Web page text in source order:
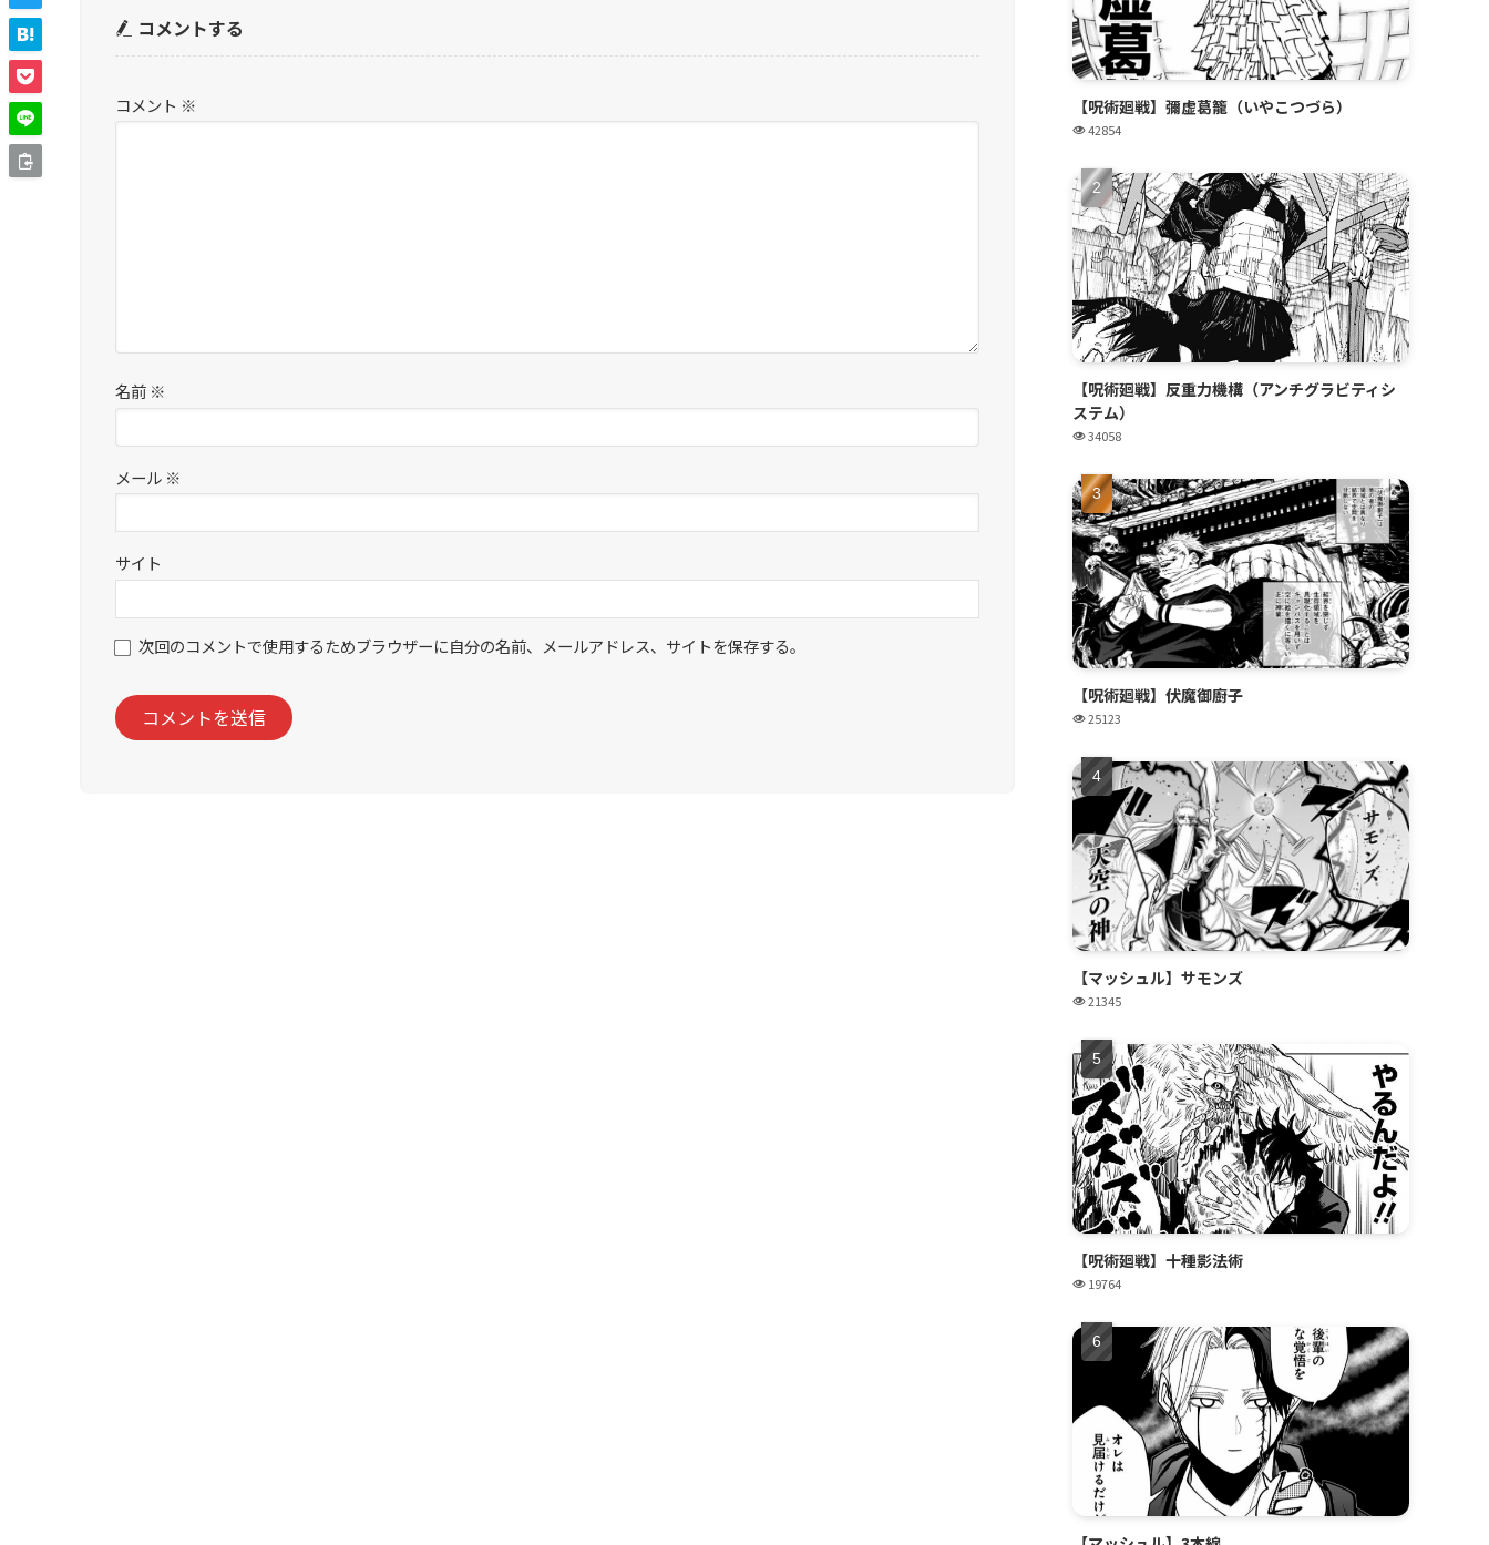
コメントする
コメント ※
名前 ※
メール ※
サイト
次回のコメントで使用するためブラウザーに自分の名前、メールアドレス、サイトを保存する。
【呪術廻戦】彌虚葛籠（いやこつづら）
42854
【呪術廻戦】反重力機構（アンチグラビティシ
ステム）
34058
【呪術廻戦】伏魔御廚子
25123
【マッシュル】サモンズ
21345
【呪術廻戦】十種影法術
19764